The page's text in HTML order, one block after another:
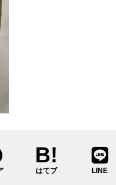
はてブ LINE